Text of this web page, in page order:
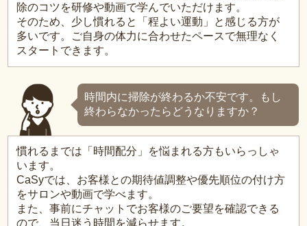
除のコツを研修や動画で学んでいただけます。
そのため、少し慣れると「程よい運動」と感じる方が
多いです。ご自身の体力に合わせたペースで無理なく
スタートできます。
時間内に掃除が終わるか不安です。もし
終わらなかったらどうなりますか？
慣れるまでは「時間配分」を悩まれる方もいらっしゃ
います。
CaSyでは、お客様との期待値調整や優先順位の付け方
をサロンや動画で学べます。
また、事前にチャットでお客様のご要望を確認できる
ので、当日迷う時間を減らせます。